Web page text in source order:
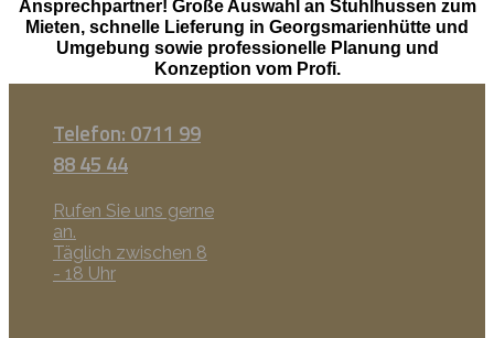
Ansprechpartner! Große Auswahl an Stuhlhussen zum
Mieten, schnelle Lieferung in Georgsmarienhütte und
Umgebung sowie professionelle Planung und
Konzeption vom Profi.
Telefon: 0711 99
88 45 44
Rufen Sie uns gerne
an.
Täglich zwischen 8
- 18 Uhr